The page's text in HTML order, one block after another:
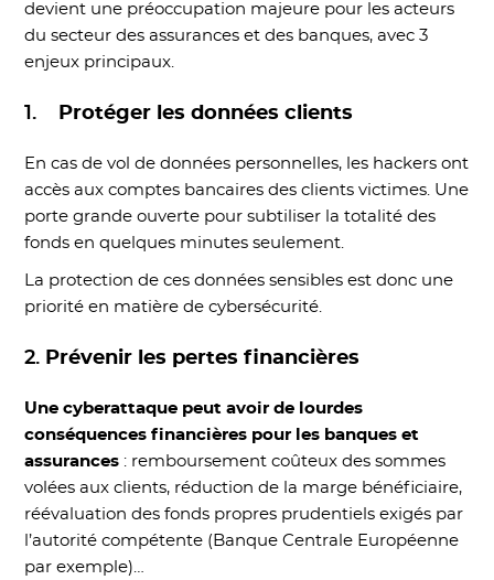
devient une préoccupation majeure pour les acteurs
du secteur des assurances et des banques, avec 3
enjeux principaux.
1. Protéger les données clients
En cas de vol de données personnelles, les hackers ont
accès aux comptes bancaires des clients victimes. Une
porte grande ouverte pour subtiliser la totalité des
fonds en quelques minutes seulement.
La protection de ces données sensibles est donc une
priorité en matière de cybersécurité.
2. Prévenir les pertes financières
Une cyberattaque peut avoir de lourdes
conséquences financières pour les banques et
assurances : remboursement coûteux des sommes
volées aux clients, réduction de la marge bénéficiaire,
réévaluation des fonds propres prudentiels exigés par
l’autorité compétente (Banque Centrale Européenne
par exemple)…